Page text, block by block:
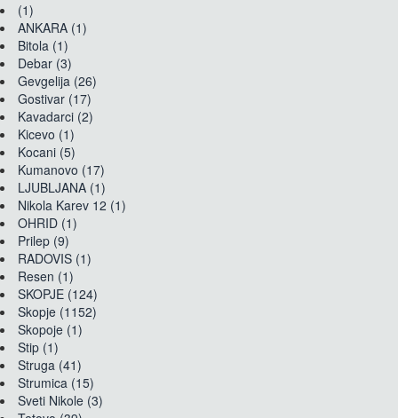
(1)
ANKARA (1)
Bitola (1)
Debar (3)
Gevgelija (26)
Gostivar (17)
Kavadarci (2)
Kicevo (1)
Kocani (5)
Kumanovo (17)
LJUBLJANA (1)
Nikola Karev 12 (1)
OHRID (1)
Prilep (9)
RADOVIS (1)
Resen (1)
SKOPJE (124)
Skopje (1152)
Skopoje (1)
Stip (1)
Struga (41)
Strumica (15)
Sveti Nikole (3)